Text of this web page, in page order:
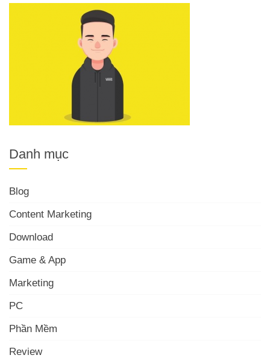
Danh mục
Blog
Content Marketing
Download
Game & App
Marketing
PC
Phần Mềm
Review